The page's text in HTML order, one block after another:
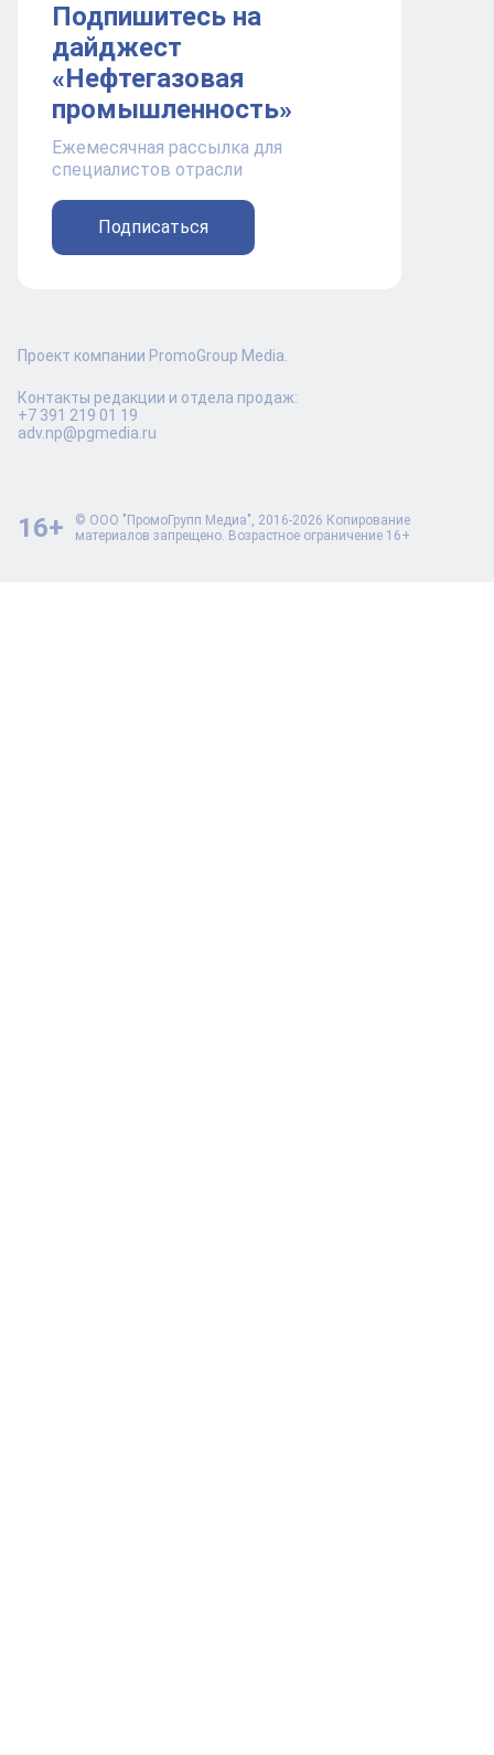
Подпишитесь на
дайджест
«Нефтегазовая
промышленность»
Ежемесячная рассылка для
специалистов отрасли
Подписаться
Проект компании PromoGroup Media.
Контакты редакции и отдела продаж:
+7 391 219 01 19
adv.np@pgmedia.ru
© ООО "ПромоГрупп Медиа", 2016-2026 Копирование
материалов запрещено. Возрастное ограничение 16+
16+